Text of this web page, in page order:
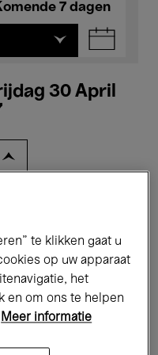
7 dagen
30 April
& Debatten
Global Music
te klikken gaat u
op uw apparaat
het
en om ons te helpen
Meer informatie